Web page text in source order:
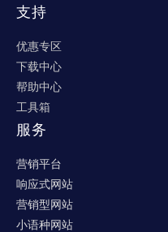
支持
优惠专区
下载中心
帮助中心
工具箱
服务
营销平台
响应式网站
营销型网站
小语种网站